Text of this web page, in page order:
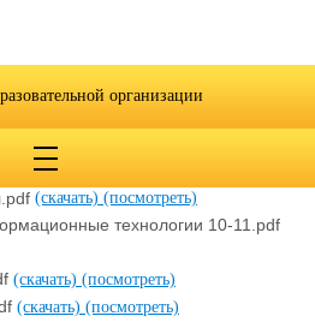
(скачать)
(скачать)
(скачать) (посмотреть)
технологии 10-11.pdf
(скачать) (посмотреть)
(скачать) (посмотреть)
организации